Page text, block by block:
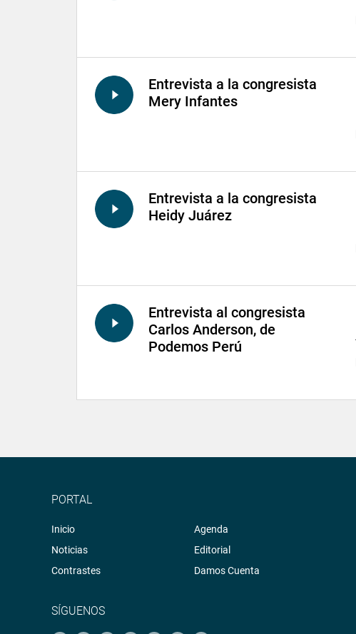
Entrevista a la congresista
Mery Infantes
Entrevista a la congresista
Heidy Juárez
Entrevista al congresista
Carlos Anderson, de
Podemos Perú
PORTAL
Inicio
Noticias
Contrastes
Agenda
Editorial
Damos Cuenta
SÍGUENOS